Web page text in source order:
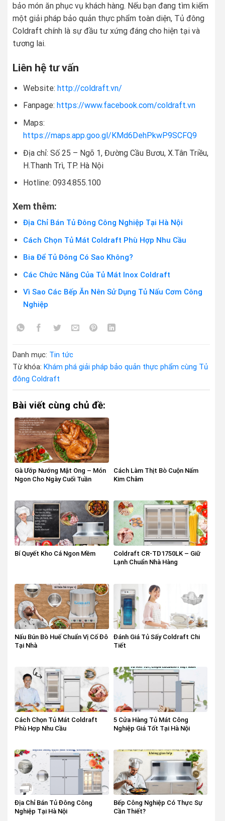
bảo món ăn phục vụ khách hàng. Nếu bạn đang tìm kiếm
một giải pháp bảo quản thực phẩm toàn diện, Tủ đông
Coldraft chính là sự đầu tư xứng đáng cho hiện tại và
tương lai.
Liên hệ tư vấn
Website: http://coldraft.vn/
Fanpage: https://www.facebook.com/coldraft.vn
Maps:
https://maps.app.goo.gl/KMd6DehPkwP9SCFQ9
Địa chỉ: Số 25 – Ngõ 1, Đường Cầu Bươu, X.Tân Triều,
H.Thanh Trì, TP. Hà Nội
Hotline: 0934.855.100
Xem thêm:
Địa Chỉ Bán Tủ Đông Công Nghiệp Tại Hà Nội
Cách Chọn Tủ Mát Coldraft Phù Hợp Nhu Cầu
Bia Để Tủ Đông Có Sao Không?
Các Chức Năng Của Tủ Mát Inox Coldraft
Vì Sao Các Bếp Ăn Nên Sử Dụng Tủ Nấu Cơm Công
Nghiệp
Danh mục: Tin tức
Từ khóa: Khám phá giải pháp bảo quản thực phẩm cùng Tủ
đông Coldraft
Bài viết cùng chủ đề:
Gà Ướp Nướng Mật Ong – Món
Ngon Cho Ngày Cuối Tuần
Cách Làm Thịt Bò Cuộn Nấm
Kim Châm
Bí Quyết Kho Cá Ngon Mềm
Coldraft CR-TD1750LK – Giữ
Lạnh Chuẩn Nhà Hàng
Nấu Bún Bò Huế Chuẩn Vị Cố Đô
Tại Nhà
Đánh Giá Tủ Sấy Coldraft Chi
Tiết
Cách Chọn Tủ Mát Coldraft
Phù Hợp Nhu Cầu
5 Cửa Hàng Tủ Mát Công
Nghiệp Giá Tốt Tại Hà Nội
Địa Chỉ Bán Tủ Đông Công
Nghiệp Tại Hà Nội
Bếp Công Nghiệp Có Thực Sự
Cần Thiết?